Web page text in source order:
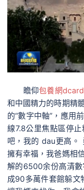
瞻仰包養網dcard
和中國精力的時期精
的“數字中軸”，應用
線7.8公里焦點區停
吧，我的 dau更高。
擁有幸福，我爸媽相
解的6500余份高清
成90多萬件套館躲文